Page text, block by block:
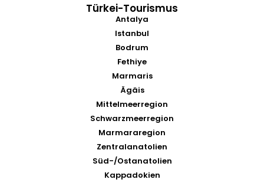
Türkei-Tourismus
Antalya
Istanbul
Bodrum
Fethiye
Marmaris
Ägäis
Mittelmeerregion
Schwarzmeerregion
Marmararegion
Zentralanatolien
Süd-/Ostanatolien
Kappadokien